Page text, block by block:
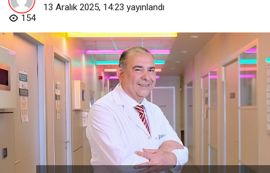
13 Aralık 2025, 14:23 yayınlandı
154